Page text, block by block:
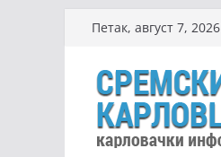
content
Петак, август 7, 2026